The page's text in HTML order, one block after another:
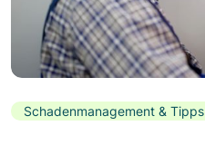
Schadenmanagement & Tipps